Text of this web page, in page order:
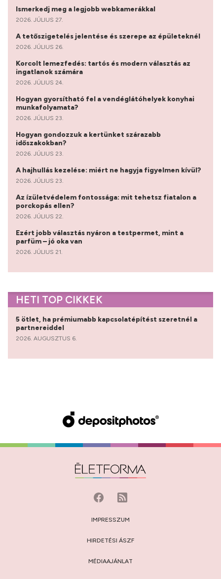
Ismerkedj meg a legjobb webkamerákkal
2026. JÚLIUS 27.
A tetőszigetelés jelentése és szerepe az épületeknél
2026. JÚLIUS 26.
Korcolt lemezfedés: tartós és modern választás az
ingatlanok számára
2026. JÚLIUS 24.
Hogyan gyorsítható fel a vendéglátóhelyek konyhai
munkafolyamata?
2026. JÚLIUS 23.
Hogyan gondozzuk a kertünket szárazabb
időszakokban?
2026. JÚLIUS 23.
A hajhullás kezelése: miért ne hagyja figyelmen kívül?
2026. JÚLIUS 23.
Az ízületvédelem fontossága: mit tehetsz fiatalon a
porckopás ellen?
2026. JÚLIUS 22.
Ezért jobb választás nyáron a testpermet, mint a
parfüm – jó oka van
2026. JÚLIUS 21.
HETI TOP CIKKEK
5 ötlet, ha prémiumabb kapcsolatépítést szeretnél a
partnereiddel
2026. AUGUSZTUS 6.
IMPRESSZUM
HIRDETÉSI ÁSZF
MÉDIAAJÁNLAT